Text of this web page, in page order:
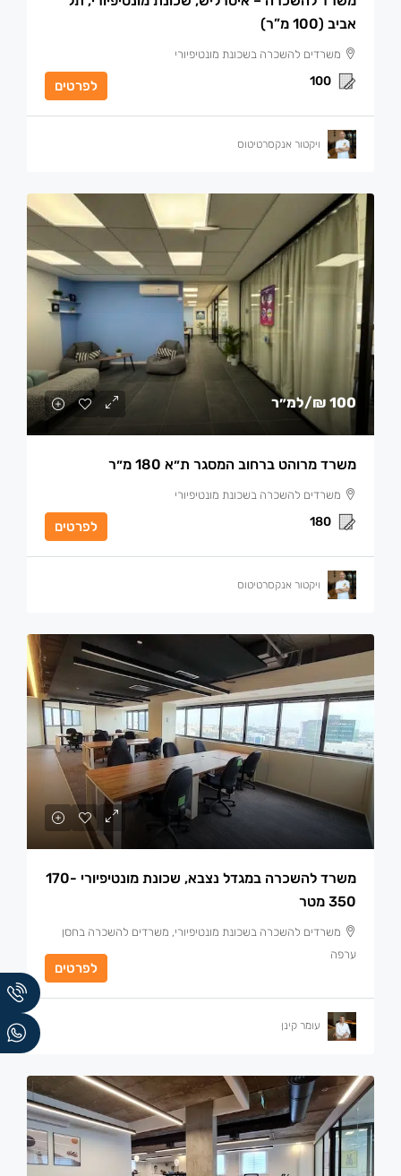
אביב (100 מ”ר)
משרדים להשכרה בשכונת מונטיפיורי
100 לפרטים
ויקטור אנקסרטיטוס
100 ₪ /למ״ר
משרד מרוהט ברחוב המסגר ת״א 180 מ״ר
משרדים להשכרה בשכונת מונטיפיורי
180 לפרטים
ויקטור אנקסרטיטוס
משרד להשכרה במגדל נצבא, שכונת מונטיפיורי 170-
350 מטר
משרדים להשכרה בשכונת מונטיפיורי, משרדים להשכרה בחסן
ערפה
לפרטים
עומר קינן